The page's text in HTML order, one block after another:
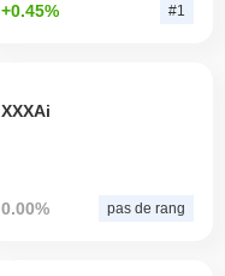
+0.45% #1
XXXAi
0.00% pas de rang